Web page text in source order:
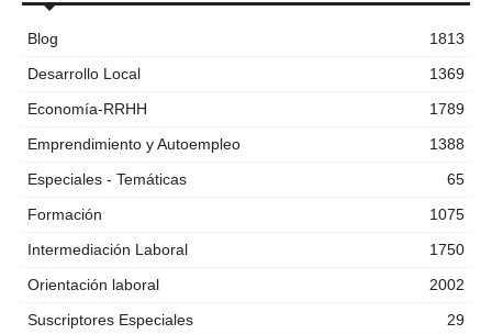
Blog
1813
Desarrollo Local
1369
Economía-RRHH
1789
Emprendimiento y Autoempleo
1388
Especiales - Temáticas
65
Formación
1075
Intermediación Laboral
1750
Orientación laboral
2002
Suscriptores Especiales
29